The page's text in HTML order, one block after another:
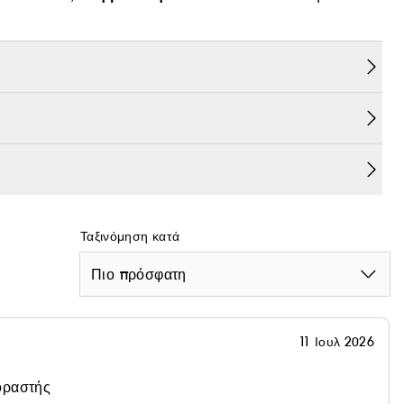
διατήρηση της ενυδάτωσηςκαι λεία υφή της
Ταξινόμηση κατά
Πιο πρόσφατη
11 Ιουλ 2026